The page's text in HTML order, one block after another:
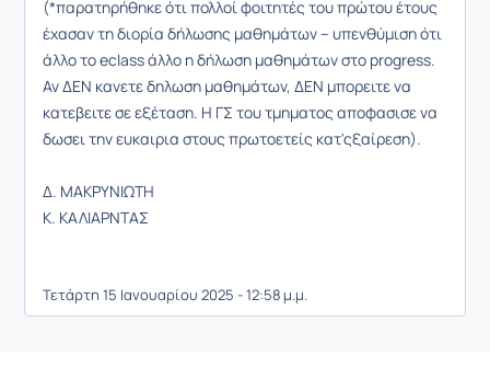
(*παρατηρήθηκε ότι πολλοί φοιτητές του πρώτου έτους
έχασαν τη διορία δήλωσης μαθημάτων -- υπενθύμιση ότι
άλλο το eclass άλλο η δήλωση μαθημάτων στο progress.
Αν ΔΕΝ κανετε δηλωση μαθημάτων, ΔΕΝ μπορειτε να
κατεβειτε σε εξέταση. Η ΓΣ του τμηματος αποφασισε να
δωσει την ευκαιρια στους πρωτοετείς κατ'ςξαίρεση).
Δ. ΜΑΚΡΥΝΙΩΤΗ
Κ. ΚΑΛΙΑΡΝΤΑΣ
Τετάρτη 15 Ιανουαρίου 2025 - 12:58 μ.μ.